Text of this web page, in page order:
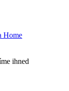
Home
ihned